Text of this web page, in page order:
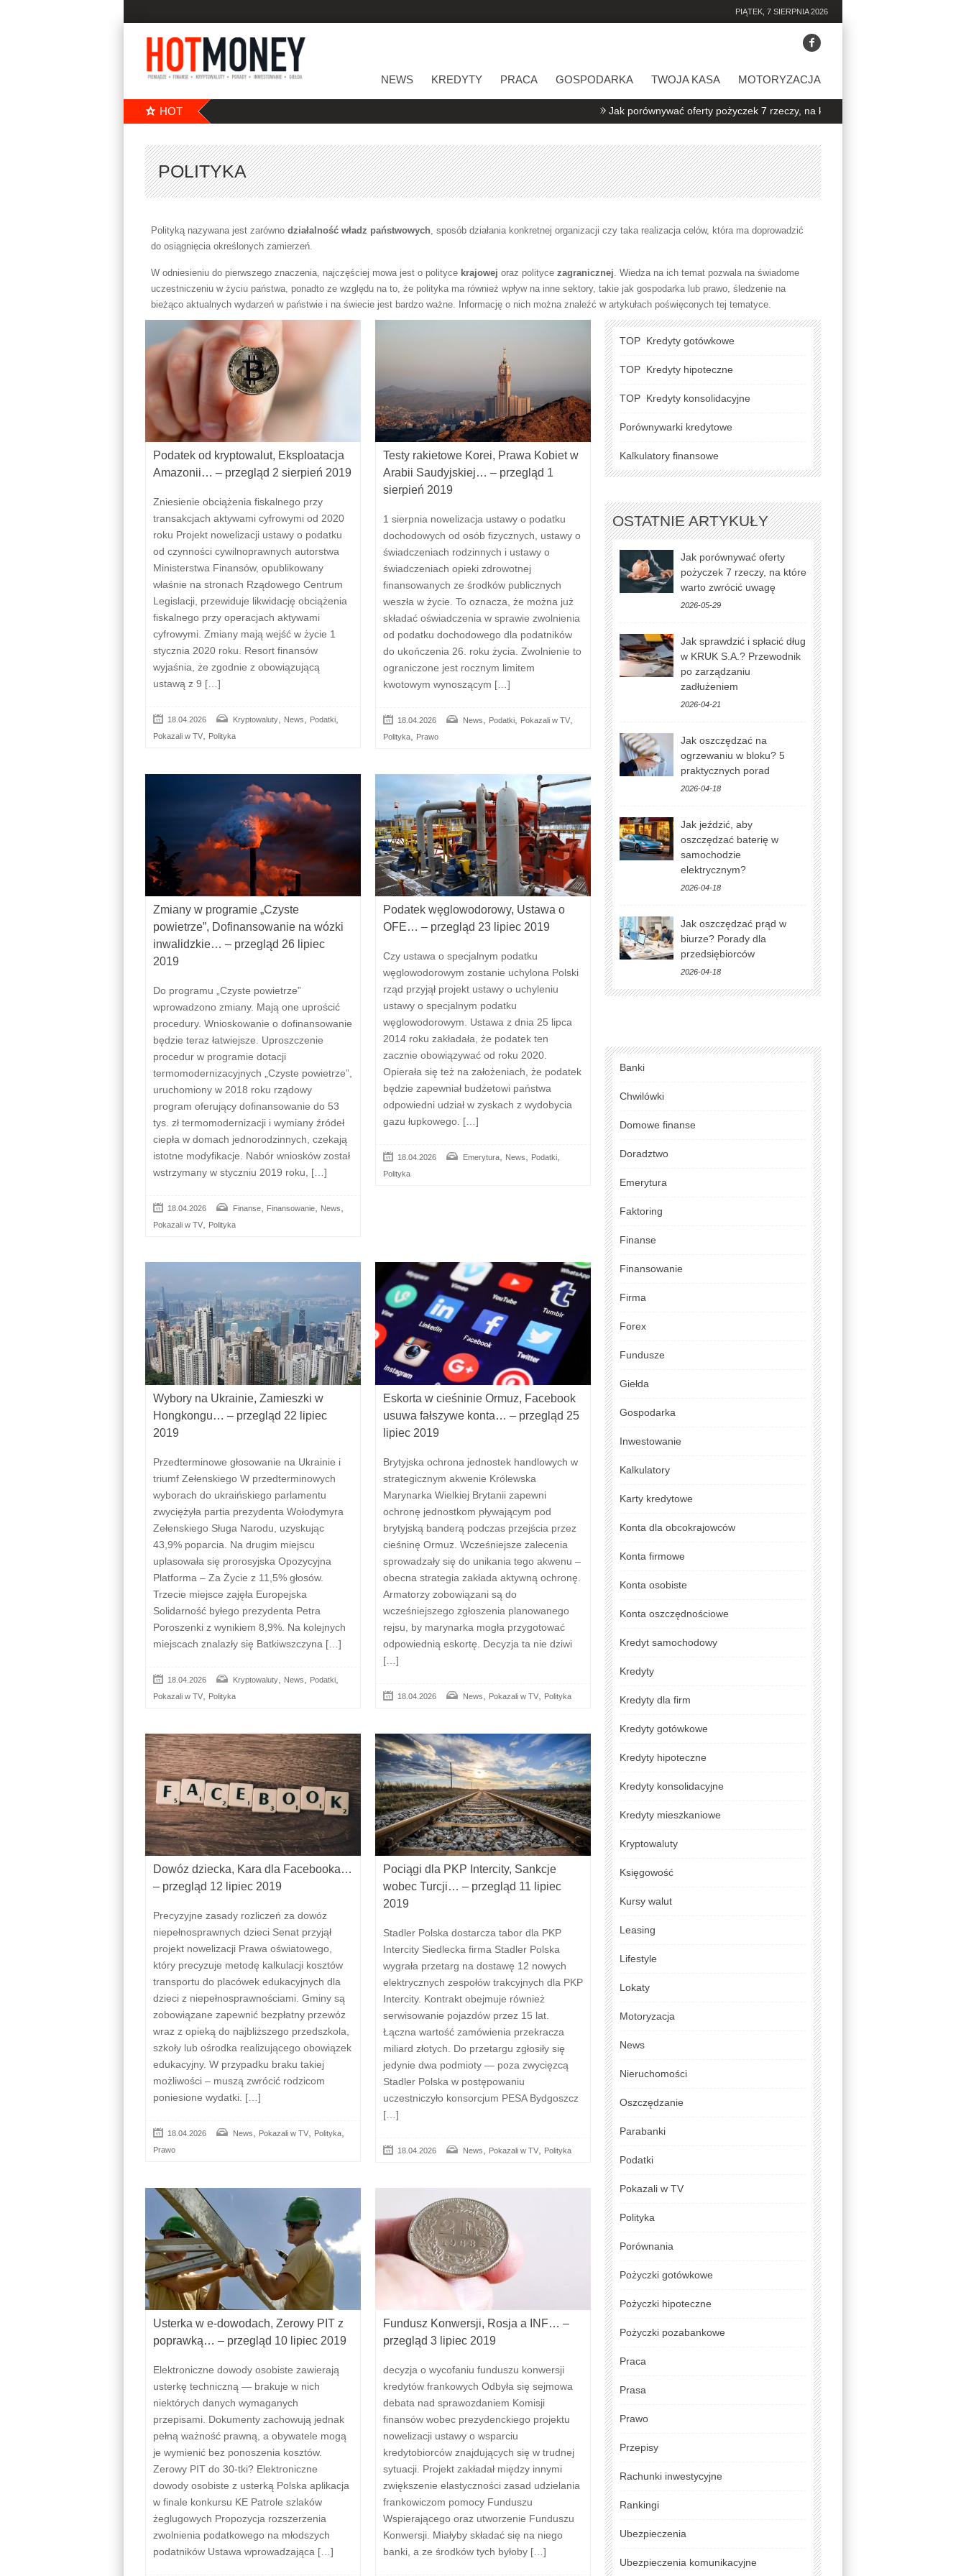
PIĄTEK, 7 SIERPNIA 2026
NEWS KREDYTY PRACA GOSPODARKA TWOJA KASA MOTORYZACJA
HOT Jak porównywać oferty pożyczek 7 rzeczy, na które warto zwrócić uwagę
POLITYKA
Polityką nazywana jest zarówno działalność władz państwowych, sposób działania konkretnej organizacji czy taka realizacja celów, która ma doprowadzić
do osiągnięcia określonych zamierzeń.
W odniesieniu do pierwszego znaczenia, najczęściej mowa jest o polityce krajowej oraz polityce zagranicznej. Wiedza na ich temat pozwala na świadome
uczestniczeniu w życiu państwa, ponadto ze względu na to, że polityka ma również wpływ na inne sektory, takie jak gospodarka lub prawo, śledzenie na
bieżąco aktualnych wydarzeń w państwie i na świecie jest bardzo ważne. Informację o nich można znaleźć w artykułach poświęconych tej tematyce.
Podatek od kryptowalut, Eksploatacja
Amazonii… – przegląd 2 sierpień 2019
Zniesienie obciążenia fiskalnego przy
transakcjach aktywami cyfrowymi od 2020
roku Projekt nowelizacji ustawy o podatku
od czynności cywilnoprawnych autorstwa
Ministerstwa Finansów, opublikowany
właśnie na stronach Rządowego Centrum
Legislacji, przewiduje likwidację obciążenia
fiskalnego przy operacjach aktywami
cyfrowymi. Zmiany mają wejść w życie 1
stycznia 2020 roku. Resort finansów
wyjaśnia, że zgodnie z obowiązującą
ustawą z 9 […]
18.04.2026 Kryptowaluty, News, Podatki,
Pokazali w TV, Polityka
Testy rakietowe Korei, Prawa Kobiet w
Arabii Saudyjskiej… – przegląd 1
sierpień 2019
1 sierpnia nowelizacja ustawy o podatku
dochodowych od osób fizycznych, ustawy o
świadczeniach rodzinnych i ustawy o
świadczeniach opieki zdrowotnej
finansowanych ze środków publicznych
weszła w życie. To oznacza, że można już
składać oświadczenia w sprawie zwolnienia
od podatku dochodowego dla podatników
do ukończenia 26. roku życia. Zwolnienie to
ograniczone jest rocznym limitem
kwotowym wynoszącym […]
18.04.2026 News, Podatki, Pokazali w TV,
Polityka, Prawo
Zmiany w programie „Czyste
powietrze”, Dofinansowanie na wózki
inwalidzkie… – przegląd 26 lipiec
2019
Do programu „Czyste powietrze”
wprowadzono zmiany. Mają one uprościć
procedury. Wnioskowanie o dofinansowanie
będzie teraz łatwiejsze. Uproszczenie
procedur w programie dotacji
termomodernizacyjnych „Czyste powietrze”,
uruchomiony w 2018 roku rządowy
program oferujący dofinansowanie do 53
tys. zł termomodernizacji i wymiany źródeł
ciepła w domach jednorodzinnych, czekają
istotne modyfikacje. Nabór wniosków został
wstrzymany w styczniu 2019 roku, […]
18.04.2026 Finanse, Finansowanie, News,
Pokazali w TV, Polityka
Podatek węglowodorowy, Ustawa o
OFE… – przegląd 23 lipiec 2019
Czy ustawa o specjalnym podatku
węglowodorowym zostanie uchylona Polski
rząd przyjął projekt ustawy o uchyleniu
ustawy o specjalnym podatku
węglowodorowym. Ustawa z dnia 25 lipca
2014 roku zakładała, że podatek ten
zacznie obowiązywać od roku 2020.
Opierała się też na założeniach, że podatek
będzie zapewniał budżetowi państwa
odpowiedni udział w zyskach z wydobycia
gazu łupkowego. […]
18.04.2026 Emerytura, News, Podatki,
Polityka
Wybory na Ukrainie, Zamieszki w
Hongkongu… – przegląd 22 lipiec
2019
Przedterminowe głosowanie na Ukrainie i
triumf Zełenskiego W przedterminowych
wyborach do ukraińskiego parlamentu
zwyciężyła partia prezydenta Wołodymyra
Zełenskiego Sługa Narodu, uzyskując
43,9% poparcia. Na drugim miejscu
uplasowała się prorosyjska Opozycyjna
Platforma – Za Życie z 11,5% głosów.
Trzecie miejsce zajęła Europejska
Solidarność byłego prezydenta Petra
Poroszenki z wynikiem 8,9%. Na kolejnych
miejscach znalazły się Batkiwszczyna […]
18.04.2026 Kryptowaluty News Podatki
Pokazali w TV Polityka
Eskorta w cieśninie Ormuz, Facebook
usuwa fałszywe konta… – przegląd 25
lipiec 2019
Brytyjska ochrona jednostek handlowych w
strategicznym akwenie Królewska
Marynarka Wielkiej Brytanii zapewni
ochronę jednostkom pływającym pod
brytyjską banderą podczas przejścia przez
cieśninę Ormuz. Wcześniejsze zalecenia
sprowadzały się do unikania tego akwenu –
obecna strategia zakłada aktywną ochronę.
Armatorzy zobowiązani są do
wcześniejszego zgłoszenia planowanego
rejsu, by marynarka mogła przygotować
odpowiednią eskortę. Decyzja ta nie dziwi
[…]
18.04.2026 News Pokazali w TV Polityka
Dowóz dziecka, Kara dla Facebooka…
– przegląd 12 lipiec 2019
Precyzyjne zasady rozliczeń za dowóz
niepełnosprawnych dzieci Senat przyjął
projekt nowelizacji Prawa oświatowego,
który precyzuje metodę kalkulacji kosztów
transportu do placówek edukacyjnych dla
dzieci z niepełnosprawnościami. Gminy są
zobowiązane zapewnić bezpłatny przewóz
wraz z opieką do najbliższego przedszkola,
szkoły lub ośrodka realizującego obowiązek
edukacyjny. W przypadku braku takiej
możliwości – muszą zwrócić rodzicom
poniesione wydatki. […]
18.04.2026 News Pokazali w TV Polityka
Prawo
Pociągi dla PKP Intercity, Sankcje
wobec Turcji… – przegląd 11 lipiec
2019
Stadler Polska dostarcza tabor dla PKP
Intercity Siedlecka firma Stadler Polska
wygrała przetarg na dostawę 12 nowych
elektrycznych zespołów trakcyjnych dla PKP
Intercity. Kontrakt obejmuje również
serwisowanie pojazdów przez 15 lat.
Łączna wartość zamówienia przekracza
miliard złotych. Do przetargu zgłosiły się
jedynie dwa podmioty — poza zwycięzcą
Stadler Polska w postępowaniu
uczestniczyło konsorcjum PESA Bydgoszcz
[…]
18.04.2026 News Pokazali w TV Polityka
Usterka w e-dowodach, Zerowy PIT z
poprawką… – przegląd 10 lipiec 2019
Elektroniczne dowody osobiste zawierają
usterkę techniczną — brakuje w nich
niektórych danych wymaganych
przepisami. Dokumenty zachowują jednak
pełną ważność prawną, a obywatele mogą
je wymienić bez ponoszenia kosztów.
Zerowy PIT do 30-tki? Elektroniczne
dowody osobiste z usterką Polska aplikacja
w finale konkursu KE Patrole szlaków
żeglugowych Propozycja rozszerzenia
zwolnienia podatkowego na młodszych
podatników Ustawa wprowadzająca […]
Fundusz Konwersji, Rosja a INF… –
przegląd 3 lipiec 2019
decyzja o wycofaniu funduszu konwersji
kredytów frankowych Odbyła się sejmowa
debata nad sprawozdaniem Komisji
finansów wobec prezydenckiego projektu
nowelizacji ustawy o wsparciu
kredytobiorców znajdujących się w trudnej
sytuacji. Projekt zakładał między innymi
zwiększenie elastyczności zasad udzielania
frankowiczom pomocy Funduszu
Wspierającego oraz utworzenie Funduszu
Konwersji. Miałyby składać się na niego
banki, a ze środków tych byłoby […]
TOP Kredyty gotówkowe
TOP Kredyty hipoteczne
TOP Kredyty konsolidacyjne
Porównywarki kredytowe
Kalkulatory finansowe
OSTATNIE ARTYKUŁY
Jak porównywać oferty
pożyczek 7 rzeczy, na które
warto zwrócić uwagę
2026-05-29
Jak sprawdzić i spłacić dług
w KRUK S.A.? Przewodnik
po zarządzaniu
zadłużeniem
2026-04-21
Jak oszczędzać na
ogrzewaniu w bloku? 5
praktycznych porad
2026-04-18
Jak jeździć, aby
oszczędzać baterię w
samochodzie
elektrycznym?
2026-04-18
Jak oszczędzać prąd w
biurze? Porady dla
przedsiębiorców
2026-04-18
Banki
Chwilówki
Domowe finanse
Doradztwo
Emerytura
Faktoring
Finanse
Finansowanie
Firma
Forex
Fundusze
Giełda
Gospodarka
Inwestowanie
Kalkulatory
Karty kredytowe
Konta dla obcokrajowców
Konta firmowe
Konta osobiste
Konta oszczędnościowe
Kredyt samochodowy
Kredyty
Kredyty dla firm
Kredyty gotówkowe
Kredyty hipoteczne
Kredyty konsolidacyjne
Kredyty mieszkaniowe
Kryptowaluty
Księgowość
Kursy walut
Leasing
Lifestyle
Lokaty
Motoryzacja
News
Nieruchomości
Oszczędzanie
Parabanki
Podatki
Pokazali w TV
Polityka
Porównania
Pożyczki gotówkowe
Pożyczki hipoteczne
Pożyczki pozabankowe
Praca
Prasa
Prawo
Przepisy
Rachunki inwestycyjne
Rankingi
Ubezpieczenia
Ubezpieczenia komunikacyjne